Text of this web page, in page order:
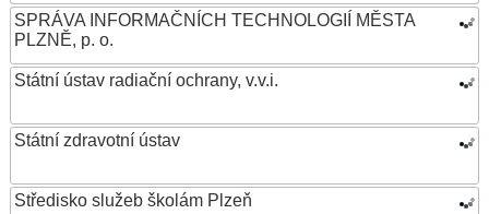
SPRÁVA INFORMAČNÍCH TECHNOLOGIÍ MĚSTA
PLZNĚ, p. o.
Státní ústav radiační ochrany, v.v.i.
Státní zdravotní ústav
Středisko služeb školám Plzeň